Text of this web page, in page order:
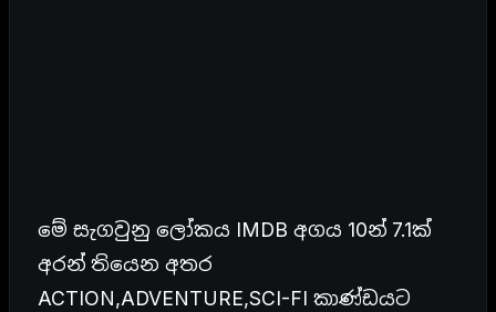
මේ සැගවුනු ලෝකය IMDB අගය 10න් 7.1ක්
අරන් තියෙන අතර
ACTION,ADVENTURE,SCI-FI කාණ්ඩයට